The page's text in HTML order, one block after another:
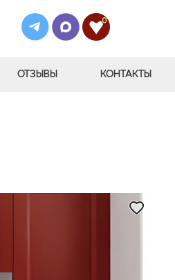
0
ОТЗЫВЫ КОНТАКТЫ